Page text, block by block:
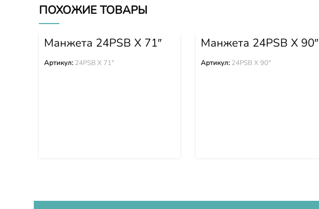
ПОХОЖИЕ ТОВАРЫ
Манжета 24PSB X 71″
Артикул: 24PSB X 71"
Манжета 24PSB X 90″
Артикул: 24PSB X 90"